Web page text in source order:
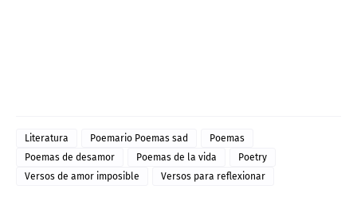
Literatura Poemario Poemas sad
Poemas
Poemas de desamor
Poemas de la vida
Poetry
Versos de amor imposible
Versos para reflexionar